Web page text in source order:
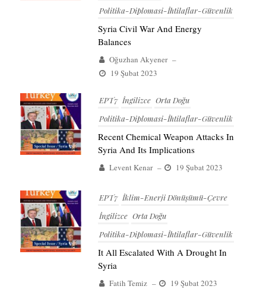
Politika-Diplomasi-İhtilaflar-Güvenlik
Syria Civil War And Energy
Balances
Oğuzhan Akyener –
19 Şubat 2023
EPT7 İngilizce Orta Doğu
Politika-Diplomasi-İhtilaflar-Güvenlik
Recent Chemical Weapon Attacks In
Syria And Its Implications
Levent Kenar – 19 Şubat 2023
EPT7 İklim-Enerji Dönüşümü-Çevre
İngilizce Orta Doğu
Politika-Diplomasi-İhtilaflar-Güvenlik
It All Escalated With A Drought In
Syria
Fatih Temiz – 19 Şubat 2023